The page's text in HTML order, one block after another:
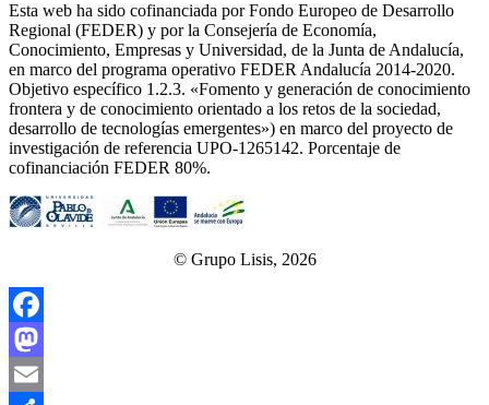
Esta web ha sido cofinanciada por Fondo Europeo de Desarrollo
Regional (FEDER) y por la Consejería de Economía,
Conocimiento, Empresas y Universidad, de la Junta de Andalucía,
en marco del programa operativo FEDER Andalucía 2014-2020.
Objetivo específico 1.2.3. «Fomento y generación de conocimiento
frontera y de conocimiento orientado a los retos de la sociedad,
desarrollo de tecnologías emergentes») en marco del proyecto de
investigación de referencia UPO‐1265142. Porcentaje de
cofinanciación FEDER 80%.
© Grupo Lisis, 2026
Facebook
Mastodon